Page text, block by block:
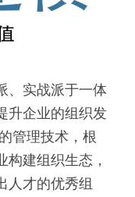
、实战派于一体
升企业的组织发
管理技术，根
建组织生态，
人才的优秀组